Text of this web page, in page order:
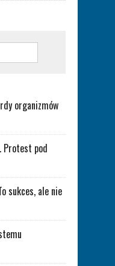
organizmów
Protest pod
sukces, ale nie